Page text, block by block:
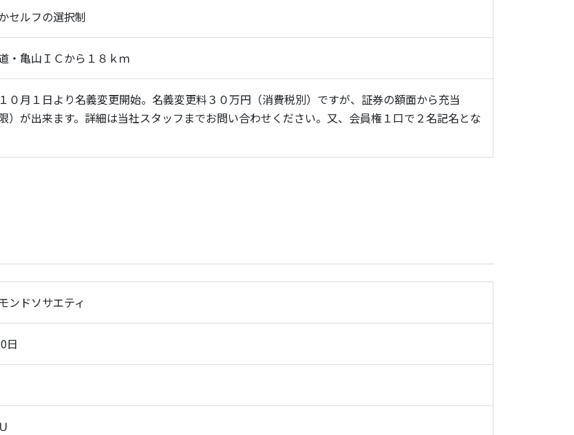
セルフの選択制
・亀山ＩＣから１８ｋｍ
０月１日より名義変更開始。名義変更料３０万円（消費税別）ですが、証券の額面から充当
限）が出来ます。詳細は当社スタッフまでお問い合わせください。又、会員権１口で２名記名とな
ンドソサエティ
日